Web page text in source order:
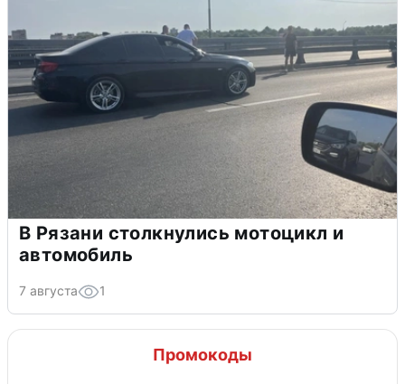
В Рязани столкнулись мотоцикл и
автомобиль
7 августа 1
Промокоды